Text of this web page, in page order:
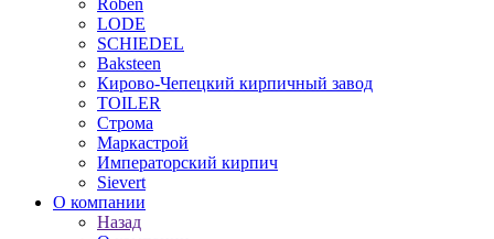
Roben
LODE
SCHIEDEL
Baksteen
Кирово-Чепецкий кирпичный завод
TOILER
Строма
Маркастрой
Императорский кирпич
Sievert
О компании
Назад